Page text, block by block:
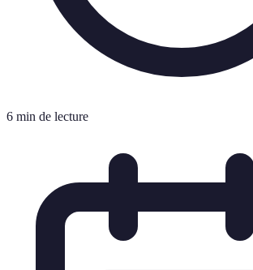
6 min de lecture